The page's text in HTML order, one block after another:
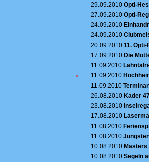
*
29.09.2010 Opti-
27.09.2010 Opti-
24.09.2010
24.09.2010
20.09.2010 11.
17.09.2010 Die
11.09.2010
11.09.2010
11.09.2010
26.08.2010 Kader
23.08.2010
17.08.2010
11.08.2010
11.08.2010
10.08.2010 Masters
10.08.2010 Segeln